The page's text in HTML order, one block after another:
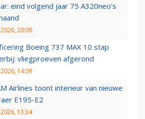
eind volgend jaar 75 A320neo’s
20:09
Boeing 737 MAX 10 stap
vliegproeven afgerond
14:09
Airlines toont interieur van nieuwe
E195-E2
13:34